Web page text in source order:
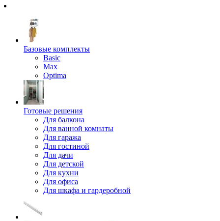
Базовые комплекты
Basic
Max
Optima
Готовые решения
Для балкона
Для ванной комнаты
Для гаража
Для гостиной
Для дачи
Для детской
Для кухни
Для офиса
Для шкафа и гардеробной